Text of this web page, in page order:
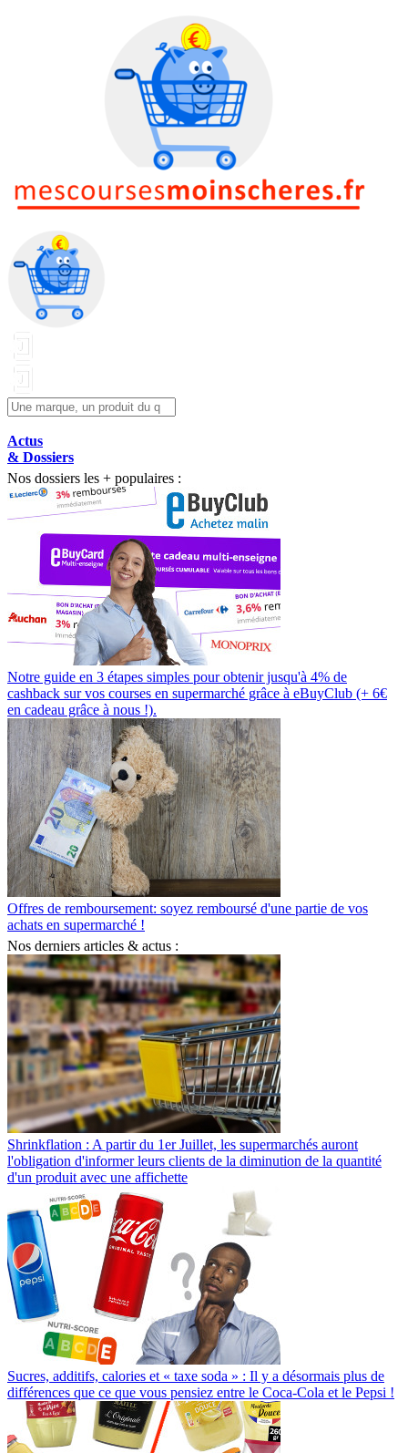
Actus
& Dossiers
Nos dossiers les + populaires :
Notre guide en 3 étapes simples pour obtenir jusqu'à 4% de
cashback sur vos courses en supermarché grâce à eBuyClub (+ 6€
en cadeau grâce à nous !).
Offres de remboursement: soyez remboursé d'une partie de vos
achats en supermarché !
Nos derniers articles & actus :
Shrinkflation : A partir du 1er Juillet, les supermarchés auront
l'obligation d'informer leurs clients de la diminution de la quantité
d'un produit avec une affichette
Sucres, additifs, calories et « taxe soda » : Il y a désormais plus de
différences que ce que vous pensiez entre le Coca-Cola et le Pepsi !